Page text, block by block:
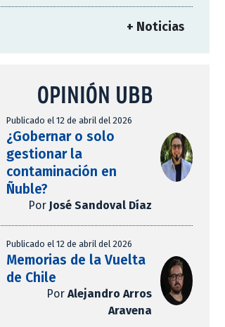
+ Noticias
OPINIÓN UBB
Publicado el 12 de abril del 2026
¿Gobernar o solo
gestionar la
contaminación en
Ñuble?
Por José Sandoval Díaz
Publicado el 12 de abril del 2026
Memorias de la Vuelta
de Chile
Por Alejandro Arros
Aravena